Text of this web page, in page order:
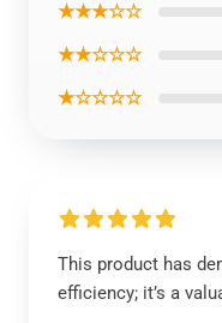
★★★☆☆
★★☆☆☆
★☆☆☆☆
This product has
efficiency; it’s a